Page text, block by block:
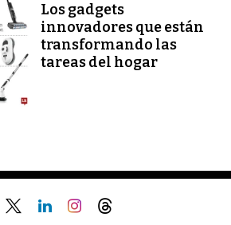
Los gadgets
innovadores que están
transformando las
tareas del hogar